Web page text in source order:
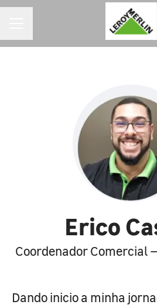
Erico
Coordenador Comercial
Dando inicio a minha